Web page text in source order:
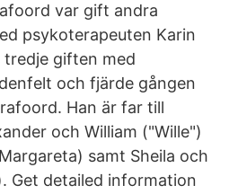
var gift andra
psykoterapeuten Karin
giften med
och fjärde gången
Han är far till
och William ("Wille")
samt Sheila och
Get detailed information